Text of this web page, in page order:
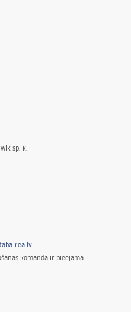
sp. k.
rea.lv
komanda ir pieejama